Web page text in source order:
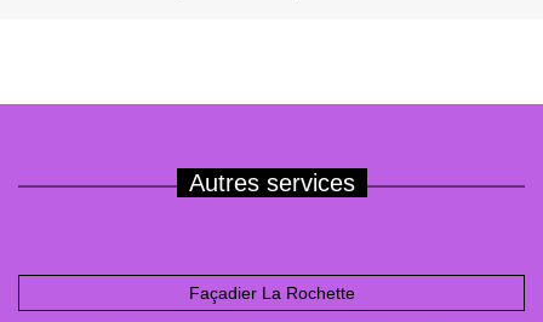
Autres services
Façadier La Rochette